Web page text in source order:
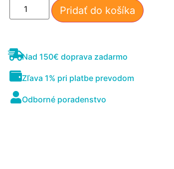
Pridať do košíka
Nad 150€ doprava zadarmo
Zľava 1% pri platbe prevodom
Odborné poradenstvo
Tieto súbory